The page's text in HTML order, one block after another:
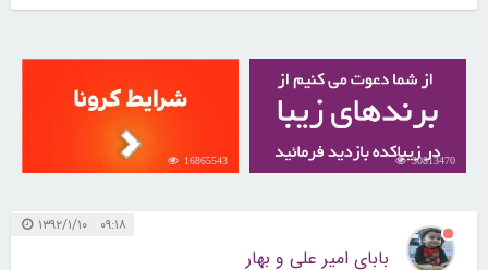
30813470
16865543
۰۹:۱۸ ۱۳۹۲/۱/۱۰
بابای امیر علی و بهار